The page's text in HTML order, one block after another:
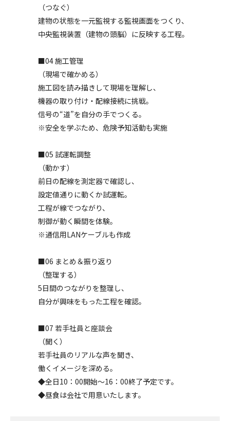
（つなぐ）
建物の状態を一元監視する監視画面をつくり、
中央監視装置（建物の頭脳）に反映する工程。
■04 施工管理
（現場で確かめる）
施工図を読み描きして現場を理解し、
機器の取り付け・配線接続に挑戦。
信号の“道”を自分の手でつくる。
※安全を学ぶため、危険予知活動も実施
■05 試運転調整
（動かす）
前日の配線を測定器で確認し、
設定値通りに動くか試運転。
工程が線でつながり、
制御が動く瞬間を体験。
※通信用LANケーブルも作成
■06 まとめ＆振り返り
（整理する）
5日間のつながりを整理し、
自分が興味をもった工程を確認。
■07 若手社員と座談会
（聞く）
若手社員のリアルな声を聞き、
働くイメージを深める。
◆全日10：00開始～16：00終了予定です。
◆昼食は会社で用意いたします。